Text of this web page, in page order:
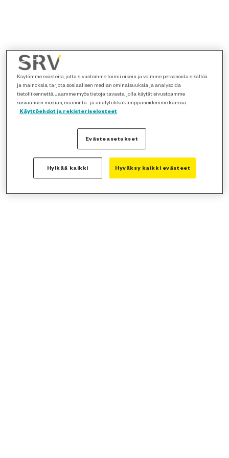
Käytämme evästeitä, jotta sivustomme toimii oikein ja voimme personoida sisältöä
ja mainoksia, tarjota sosiaalisen median ominaisuuksia ja analysoida
tietoliikennettä. Jaamme myös tietoja tavasta, jolla käytät sivustoamme
sosiaalisen median, mainonta- ja analytiikkakumppaneidemme kanssa.
Käyttöehdot ja rekisteriselosteet
Evästeasetukset
Hylkää kaikki Hyväksy kaikki evästeet